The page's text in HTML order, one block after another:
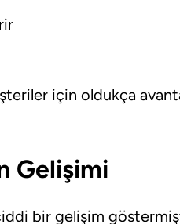
için oldukça
Gelişimi
bir gelişim